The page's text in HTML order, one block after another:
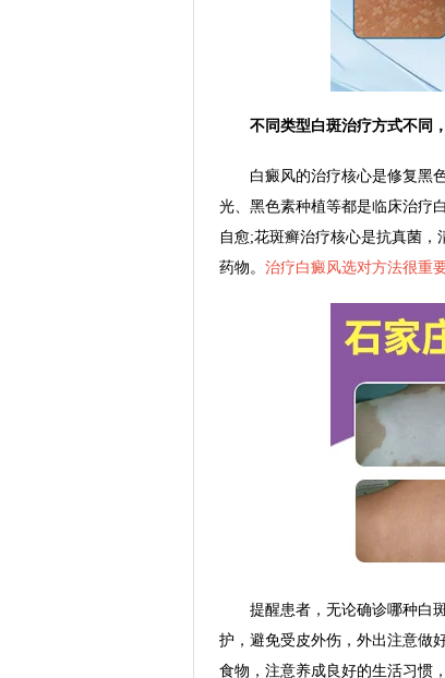
不同类型白斑治疗方式不同
白癜风的治疗核心是修复黑色
光、黑色素种植等都是临床治疗
自愈;花斑癣治疗核心是抗真菌
药物。 治疗白癜风选对方法很
提醒患者，无论确诊哪种白斑
护，避免受皮外伤，外出注意做
食物，注意养成良好的生活习惯